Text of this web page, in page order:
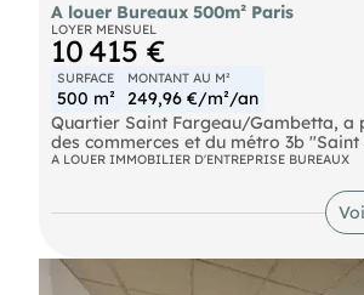
A louer Bureaux 500m² Paris
LOYER MENSUEL
10 415 €
SURFACE
500 m²
MONTANT AU M²
249,96 €/m²/an
Quartier Saint Fargeau/Gambetta, a
des commerces et du métro 3b "Saint
Autoroute Boulevard Périphérique -
T3bis Metro Ligne 3 bis - Saint Fargeau
A LOUER IMMOBILIER D'ENTREPRISE BUREAUX